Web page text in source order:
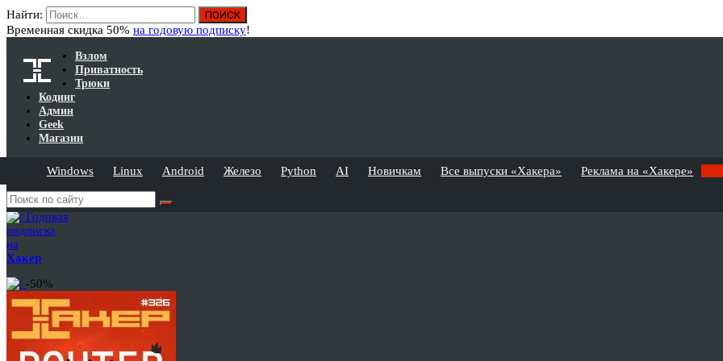
Найти:
Временная скидка 50% на годовую подписку!
Взлом
Приватность
Трюки
Кодинг
Админ
Geek
Магазин
Windows Linux Android Железо Python AI Новичкам Все выпуски «Хакера» Реклама на «Хакере»
Годовая
подписка
на
Хакер
-50%